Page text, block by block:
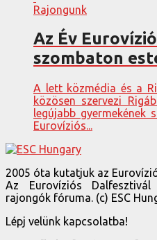
Rajongunk
Az Év
szombaton
A lett közmédia és a
közösen szervezi
legújabb gyermekének
Eurovíziós...
2005 óta kutatjuk az
Az Eurovíziós
rajongók fóruma. (c) ESC
Lépj velünk kapcsolatba!